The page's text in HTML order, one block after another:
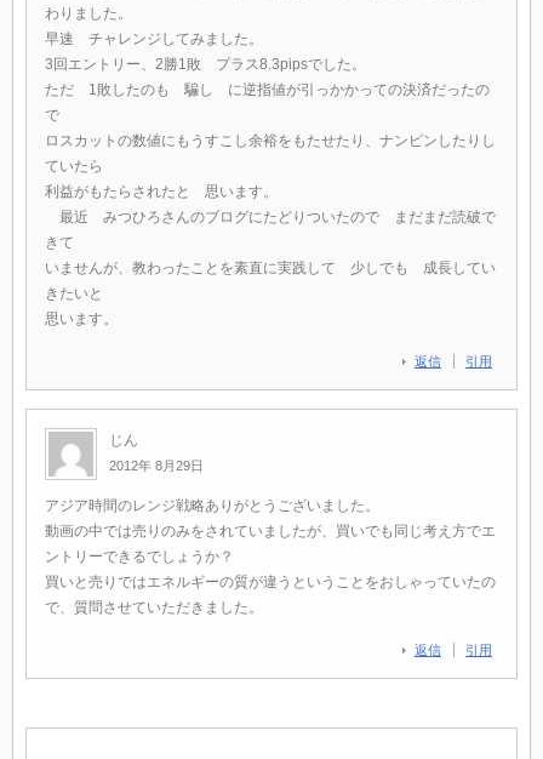
返信 引用
わりました。
早速 チャレンジしてみました。
3回エントリー、2勝1敗 プラス8.3pipsでした。
ただ 1敗したのも 騙し に逆指値が引っかかっての決済だったの
で
ロスカットの数値にもうすこし余裕をもたせたり、ナンピンしたりし
ていたら
利益がもたらされたと 思います。
最近 みつひろさんのブログにたどりついたので まだまだ読破で
きて
いませんが、教わったことを素直に実践して 少しでも 成長してい
きたいと
思います。
じん
2012年 8月29日
返信 引用
アジア時間のレンジ戦略ありがとうございました。
動画の中では売りのみをされていましたが、買いでも同じ考え方でエ
ントリーできるでしょうか？
買いと売りではエネルギーの質が違うということをおしゃっていたの
で、質問させていただきました。